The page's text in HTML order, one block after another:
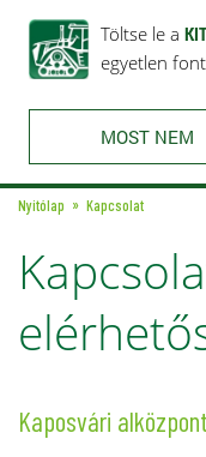
Töltse le a
egyetlen
MOST NEM
Rólunk Ajánlataink Karrier
Nyitólap Kapcsolat
Kaposvári